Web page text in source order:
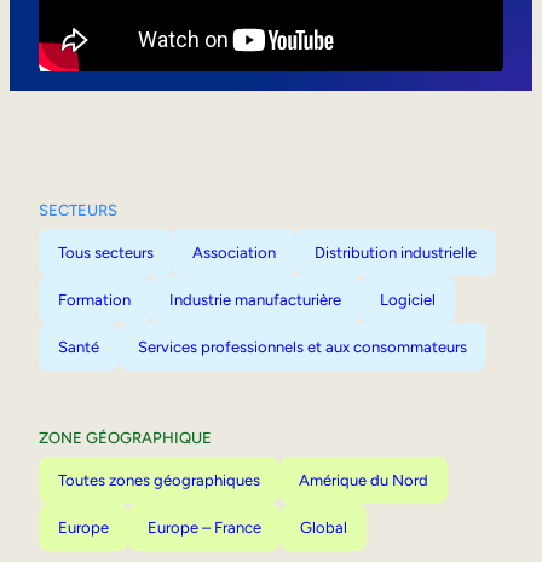
SECTEURS
Tous secteurs Association Distribution industrielle
Formation Industrie manufacturière Logiciel
Santé Services professionnels et aux consommateurs
ZONE GÉOGRAPHIQUE
Toutes zones géographiques Amérique du Nord
Europe Europe – France Global